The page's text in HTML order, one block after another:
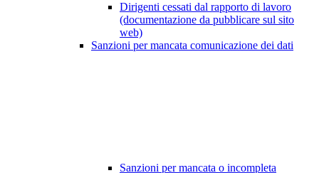
Dirigenti cessati dal rapporto di lavoro
(documentazione da pubblicare sul sito
web)
Sanzioni per mancata comunicazione dei dati
Sanzioni per mancata o incompleta